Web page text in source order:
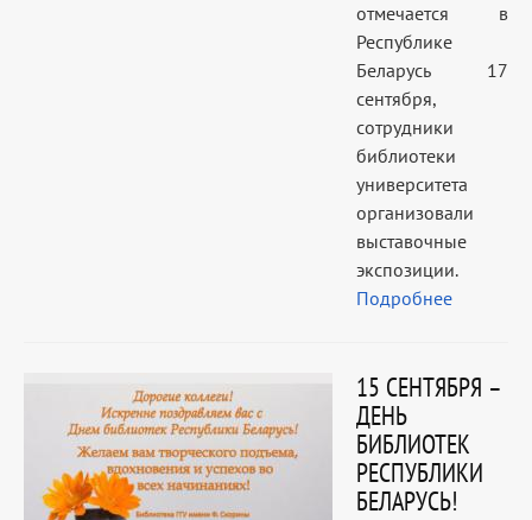
отмечается в
Республике
Беларусь 17
сентября,
сотрудники
библиотеки
университета
организовали
выставочные
экспозиции.
Подробнее
15 СЕНТЯБРЯ –
ДЕНЬ
БИБЛИОТЕК
РЕСПУБЛИКИ
БЕЛАРУСЬ!